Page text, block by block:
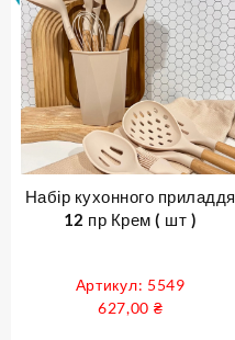
Набір кухонного приладдя
12 пр Крем ( шт )
Артикул: 5549
627,00 ₴